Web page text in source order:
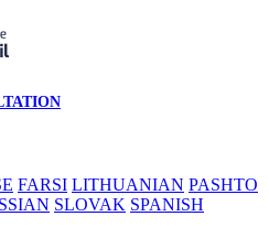
FARSI LITHUANIAN PASHTO
SLOVAK SPANISH